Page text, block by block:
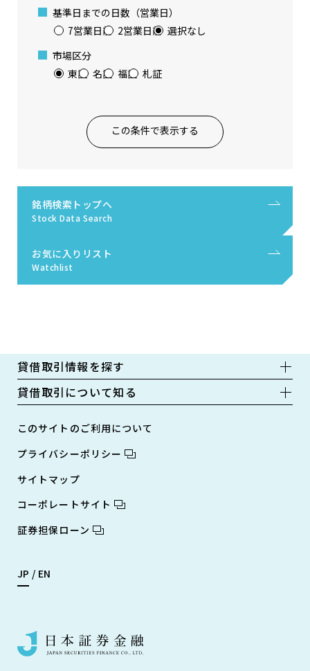
基準日までの日数（営業日）
7営業日前 2営業日前 選択なし
市場区分
東証 名証 福証 札証
この条件で表示する
銘柄検索トップへ
Stock Data Search
お気に入りリスト
Watchlist
貸借取引情報を探す
貸借取引について知る
このサイトのご利用について
プライバシーポリシー
サイトマップ
コーポレートサイト
証券担保ローン
JP EN